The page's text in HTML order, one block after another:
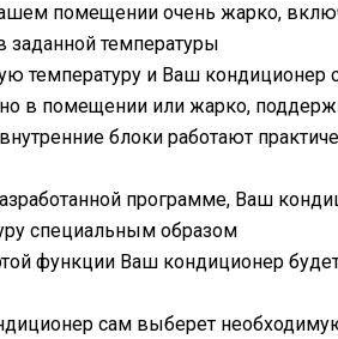
помещении очень жарко,
заданной температуры
температуру и Ваш кондиционер
в помещении или жарко,
блоки работают
программе, Ваш
специальным образом
функции Ваш кондиционер
сам выберет